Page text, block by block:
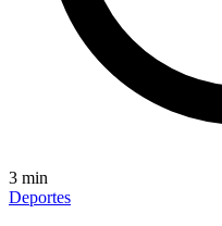
3 min
Deportes